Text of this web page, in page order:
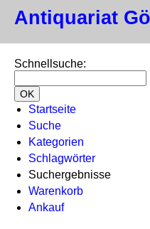
Antiquariat
Schnellsuche:
Startseite
Suche
Kategorien
Schlagwörter
Suchergebnisse
Warenkorb
Ankauf